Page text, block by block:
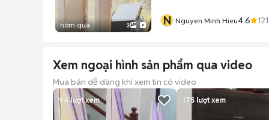
hôm qua 3 N Nguyen Minh Hieu4.6 121
Xem ngoại hình sản phẩm qua video
Mua bán dễ dàng khi xem tin có video
94lượt xem 175 lượt xem